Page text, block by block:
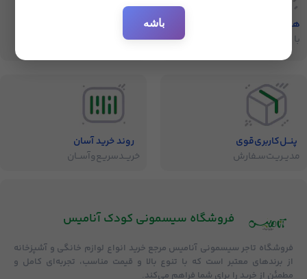
هفت‌روز‌ضمانت‌بازگشت
با خیال راحت خرید کنید
ارسال سریع
پنــل‌کاربری‌قوی
مدیــریـت‌سـفارش
روند خرید آسان
خریــد‌سریـع‌و‌آســان
فروشگاه‌ سیسمونی کودک آنامیس
فروشگاه تاجر سیسمونی آنامیس مرجع خرید انواع لوازم خانگی و آشپزخانه
از برندهای معتبر است که با تنوع بالا و قیمت مناسب، تجربه‌ای کامل و
مطمئن از خرید را برای شما فراهم می‌کند.
باشه